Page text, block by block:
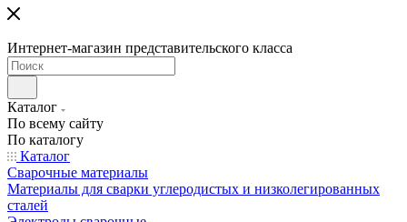
Интернет-магазин представительского класса
Каталог
По всему сайту
По каталогу
Каталог
Сварочные материалы
Материалы для сварки углеродистых и низколегированных
сталей